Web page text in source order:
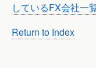
しているFX会社一
Return to Index